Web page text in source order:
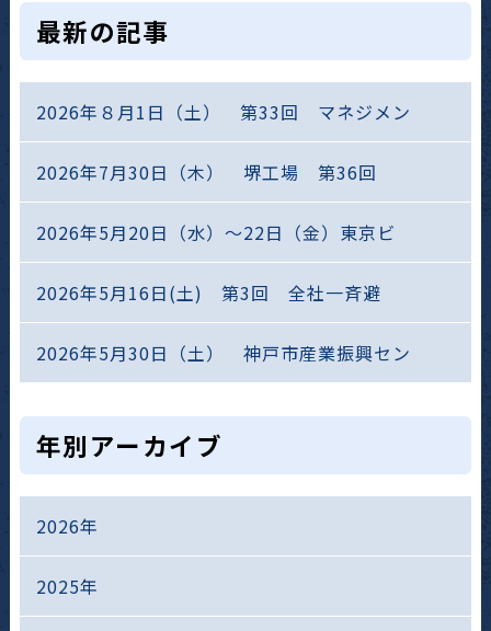
最新の記事
2026年８月1日（土） 第33回 マネジメン
2026年7月30日（木） 堺工場 第36回
2026年5月20日（水）～22日（金）東京ビ
2026年5月16日(土) 第3回 全社一斉避
2026年5月30日（土） 神戸市産業振興セン
年別アーカイブ
2026年
2025年